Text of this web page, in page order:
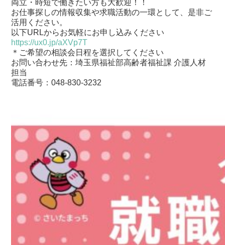
両立・時短で働きたい方も大歓迎！！
お仕事探しの情報収集や求職活動の一環として、是非ご
活用ください。
以下URLからお気軽にお申し込みください
https://ux0.jp/aXVp7T
＊ご希望の相談会日程を選択してください
お問い合わせ先：埼玉県福祉部高齢者福祉課 介護人材
担当
電話番号：048-830-3232